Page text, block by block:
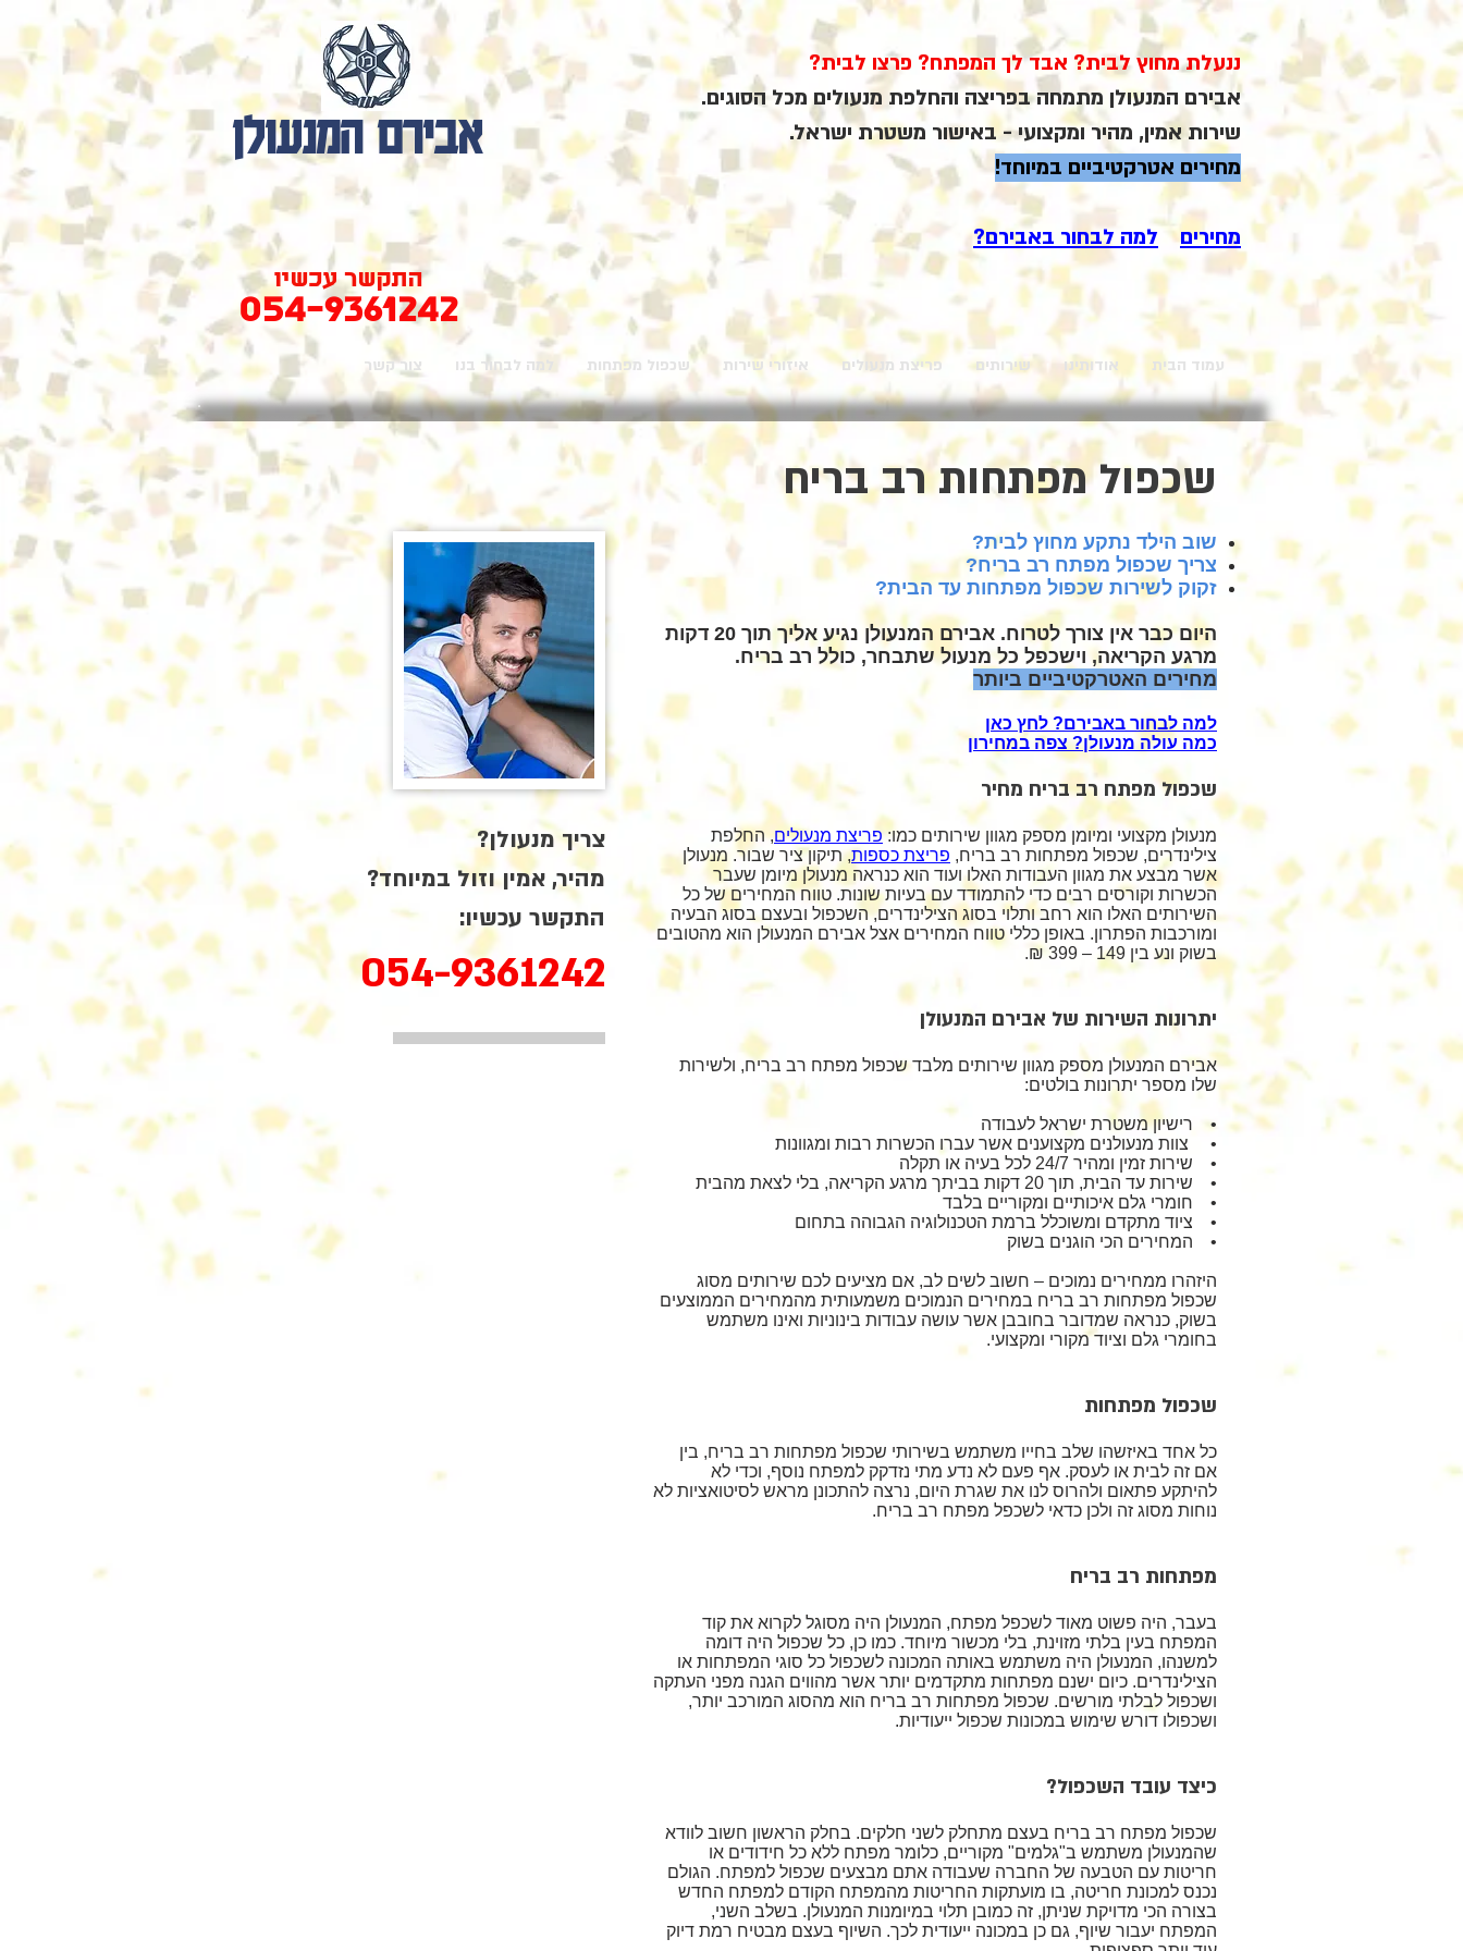
ננעלת מחוץ לבית? אבד לך המפתח? פרצו לבית?
אבירם המנעולן מתמחה בפריצה והחלפת מנעולים מכל הסוגים.
שירות אמין, מהיר ומקצועי - באישור משטרת ישראל.
מחירים אטרקטיביים במיוחד!
מחירים למה לבחור באבירם?
התקשר עכשיו
054-9361242
אבירם המנעולן
צור קשר למה לבחור בנו שכפול מפתחות איזורי שירות פריצת מנעולים שירותים אודותינו עמוד הבית
שכפול מפתחות רב בריח
צריך מנעולן?
מהיר, אמין וזול במיוחד?
התקשר עכשיו:
054-9361242
שוב הילד נתקע מחוץ לבית?
צריך שכפול מפתח רב בריח?
זקוק לשירות שכפול מפתחות עד הבית?
היום כבר אין צורך לטרוח. אבירם המנעולן נגיע אליך תוך 20 דקות
מרגע הקריאה, וישכפל כל מנעול שתבחר, כולל רב בריח.
מחירים האטרקטיביים ביותר
למה לבחור באבירם? לחץ כאן
כמה עולה מנעולן? צפה במחירון
שכפול מפתח רב בריח מחיר
מנעולן מקצועי ומיומן מספק מגוון שירותים כמו:פריצת מנעולים, החלפת
צילינדרים, שכפול מפתחות רב בריח, פריצת כספות, תיקון ציר שבור. מנעולן
אשר מבצע את מגוון העבודות האלו ועוד הוא כנראה מנעולן מיומן שעבר
הכשרות וקורסים רבים כדי להתמודד עם בעיות שונות. טווח המחירים של כל
השירותים האלו הוא רחב ותלוי בסוג הצילינדרים, השכפול ובעצם בסוג הבעיה
ומורכבות הפתרון. באופן כללי טווח המחירים אצל אבירם המנעולן הוא מהטובים
בשוק ונע בין 149 – 399 ₪.
יתרונות השירות של אבירם המנעולן
אבירם המנעולן מספק מגוון שירותים מלבד שכפול מפתח רב בריח, ולשירות
שלו מספר יתרונות בולטים:
• רישיון משטרת ישראל לעבודה
• צוות מנעולנים מקצוענים אשר עברו הכשרות רבות ומגוונות
• שירות זמין ומהיר 24/7 לכל בעיה או תקלה
• שירות עד הבית, תוך 20 דקות בביתך מרגע הקריאה, בלי לצאת מהבית
• חומרי גלם איכותיים ומקוריים בלבד
• ציוד מתקדם ומשוכלל ברמת הטכנולוגיה הגבוהה בתחום
• המחירים הכי הוגנים בשוק
היזהרו ממחירים נמוכים – חשוב לשים לב, אם מציעים לכם שירותים מסוג
שכפול מפתחות רב בריח במחירים הנמוכים משמעותית מהמחירים הממוצעים
בשוק, כנראה שמדובר בחובבן אשר עושה עבודות בינוניות ואינו משתמש
בחומרי גלם וציוד מקורי ומקצועי.
שכפול מפתחות
כל אחד באיזשהו שלב בחייו משתמש בשירותי שכפול מפתחות רב בריח, בין
אם זה לבית או לעסק. אף פעם לא נדע מתי נזדקק למפתח נוסף, וכדי לא
להיתקע פתאום ולהרוס לנו את שגרת היום, נרצה להתכונן מראש לסיטואציות לא
נוחות מסוג זה ולכן כדאי לשכפל מפתח רב בריח.
מפתחות רב בריח
בעבר, היה פשוט מאוד לשכפל מפתח, המנעולן היה מסוגל לקרוא את קוד
המפתח בעין בלתי מזוינת, בלי מכשור מיוחד. כמו כן, כל שכפול היה דומה
למשנהו, המנעולן היה משתמש באותה המכונה לשכפול כל סוגי המפתחות או
הצילינדרים. כיום ישנם מפתחות מתקדמים יותר אשר מהווים הגנה מפני העתקה
ושכפול לבלתי מורשים. שכפול מפתחות רב בריח הוא מהסוג המורכב יותר,
ושכפולו דורש שימוש במכונות שכפול ייעודיות.
כיצד עובד השכפול?
שכפול מפתח רב בריח בעצם מתחלק לשני חלקים. בחלק הראשון חשוב לוודא
שהמנעולן משתמש ב"גלמים" מקוריים, כלומר מפתח ללא כל חידודים או
חריטות עם הטבעה של החברה שעבודה אתם מבצעים שכפול למפתח. הגולם
נכנס למכונת חריטה, בו מועתקות החריטות מהמפתח הקודם למפתח החדש
בצורה הכי מדויקת שניתן, זה כמובן תלוי במיומנות המנעולן. בשלב השני,
המפתח יעבור שיוף, גם כן במכונה ייעודית לכך. השיוף בעצם מבטיח רמת דיוק